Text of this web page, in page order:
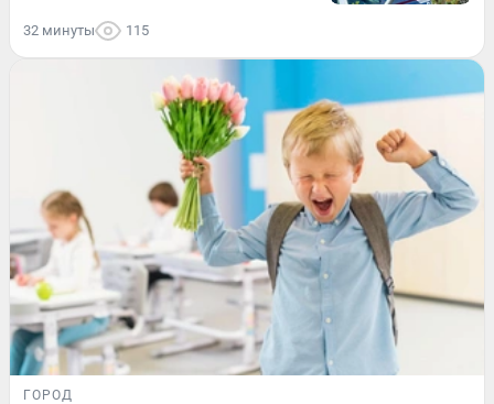
32 минуты 115
ГОРОД